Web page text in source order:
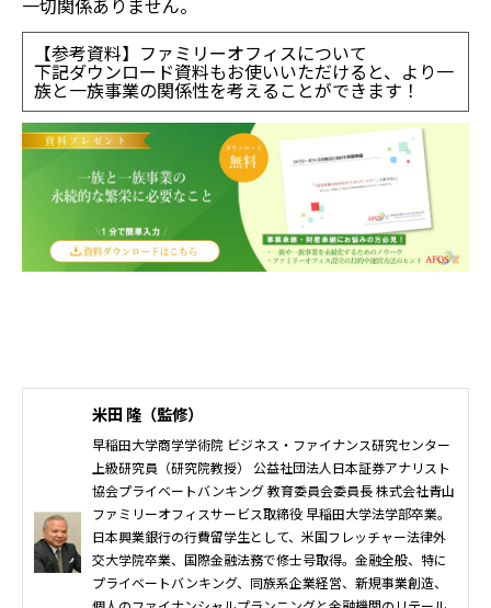
【参考資料】ファミリーオフィスについて
下記ダウンロード資料もお使いいただけると、より一
族と一族事業の関係性を考えることができます！
米田 隆（監修）
早稲田大学商学学術院 ビジネス・ファイナンス研究センター
上級研究員（研究院教授） 公益社団法人日本証券アナリスト
協会プライベートバンキング 教育委員会委員長 株式会社青山
ファミリーオフィスサービス取締役 早稲田大学法学部卒業。
日本興業銀行の行費留学生として、米国フレッチャー法律外
交大学院卒業、国際金融法務で修士号取得。金融全般、特に
プライベートバンキング、同族系企業経営、新規事業創造、